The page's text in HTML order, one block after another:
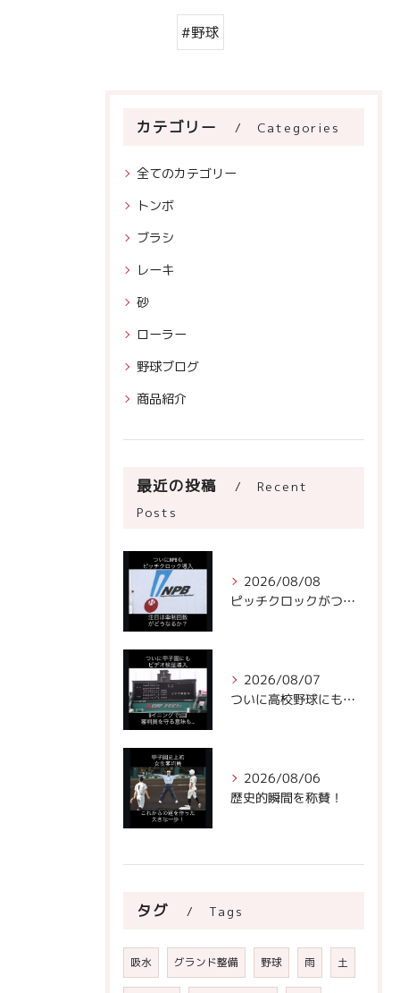
#野球
カテゴリー Categories
全てのカテゴリー
トンボ
ブラシ
レーキ
砂
ローラー
野球ブログ
商品紹介
最近の投稿
Recent
Posts
2026/08/08
ピッチクロックがついにNPBに!
2026/08/07
ついに高校野球にもビデオ判定が！
2026/08/06
歴史的瞬間を称賛！
タグ Tags
吸水 グランド整備 野球 雨 土